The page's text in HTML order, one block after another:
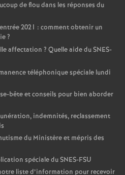
de flou dans les réponses du
2021 : comment obtenir un
?
affectation ? Quelle aide du SNES-
téléphonique spéciale lundi
bête et conseils pour bien aborder
indemnités, reclassement
du Ministère et mépris des
spéciale du SNES-FSU
liste d’information pour recevoir